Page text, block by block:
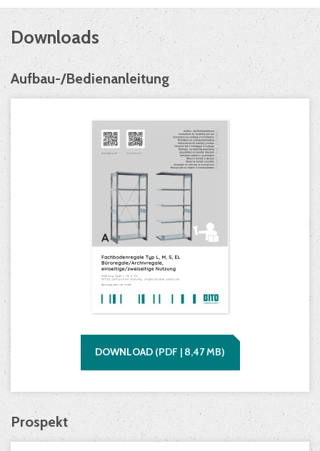
Downloads
Aufbau-/Bedienanleitung
DOWNLOAD (PDF | 8,47MB)
Prospekt